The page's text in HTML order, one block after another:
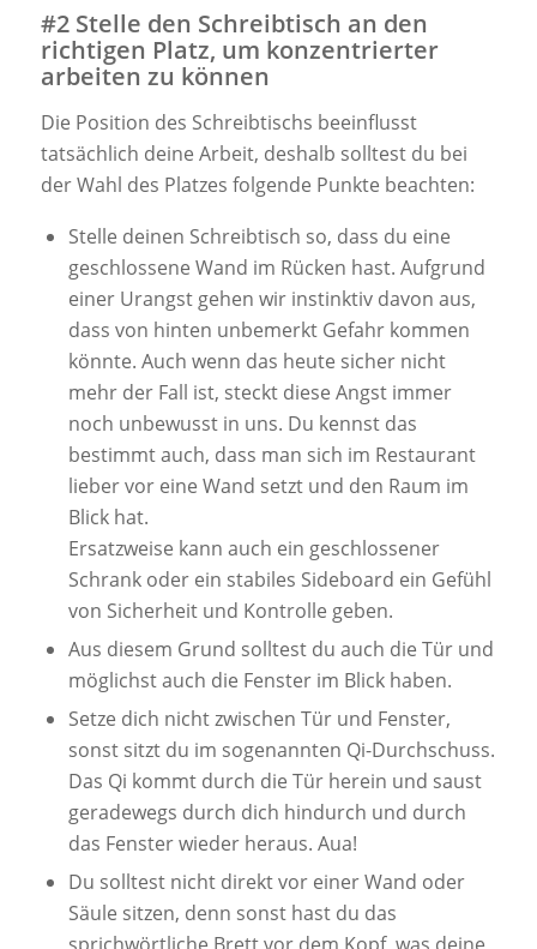
#2 Stelle den Schreibtisch an den
richtigen Platz, um konzentrierter
arbeiten zu können
Die Position des Schreibtischs beeinflusst
tatsächlich deine Arbeit, deshalb solltest du bei
der Wahl des Platzes folgende Punkte beachten:
Stelle deinen Schreibtisch so, dass du eine
geschlossene Wand im Rücken hast. Aufgrund
einer Urangst gehen wir instinktiv davon aus,
dass von hinten unbemerkt Gefahr kommen
könnte. Auch wenn das heute sicher nicht
mehr der Fall ist, steckt diese Angst immer
noch unbewusst in uns. Du kennst das
bestimmt auch, dass man sich im Restaurant
lieber vor eine Wand setzt und den Raum im
Blick hat.
Ersatzweise kann auch ein geschlossener
Schrank oder ein stabiles Sideboard ein Gefühl
von Sicherheit und Kontrolle geben.
Aus diesem Grund solltest du auch die Tür und
möglichst auch die Fenster im Blick haben.
Setze dich nicht zwischen Tür und Fenster,
sonst sitzt du im sogenannten Qi-Durchschuss.
Das Qi kommt durch die Tür herein und saust
geradewegs durch dich hindurch und durch
das Fenster wieder heraus. Aua!
Du solltest nicht direkt vor einer Wand oder
Säule sitzen, denn sonst hast du das
sprichwörtliche Brett vor dem Kopf, was deine